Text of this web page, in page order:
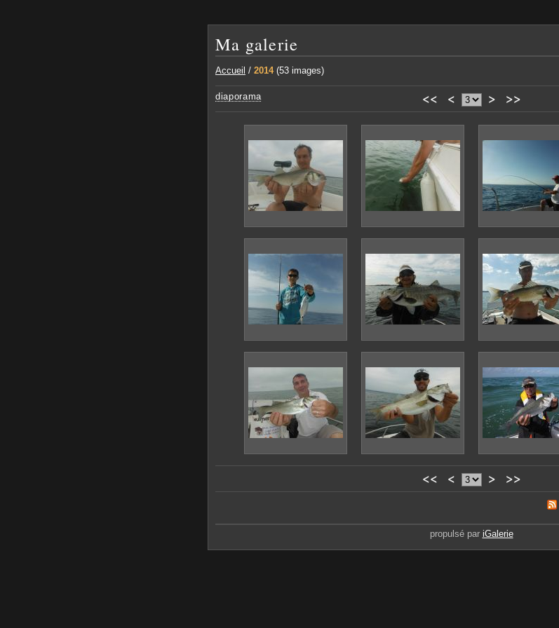
Ma galerie
Accueil / 2014 (53 images)
diaporama << < > >>
<< < > >>
propulsé par iGalerie